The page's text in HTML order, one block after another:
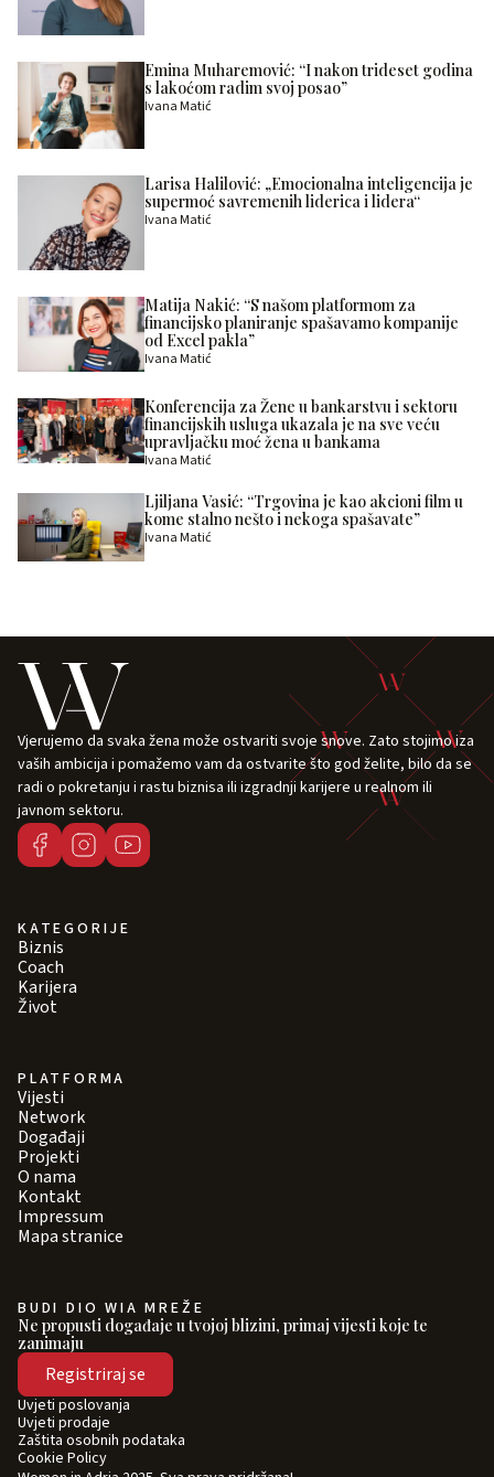
Emina Muharemović: “I nakon trideset godina
s lakoćom radim svoj posao”
Ivana Matić
Larisa Halilović: „Emocionalna inteligencija je
supermoć savremenih liderica i lidera“
Ivana Matić
Matija Nakić: “S našom platformom za
financijsko planiranje spašavamo kompanije
od Excel pakla”
Ivana Matić
Konferencija za Žene u bankarstvu i sektoru
financijskih usluga ukazala je na sve veću
upravljačku moć žena u bankama
Ivana Matić
Ljiljana Vasić: “Trgovina je kao akcioni film u
kome stalno nešto i nekoga spašavate”
Ivana Matić
Vjerujemo da svaka žena može ostvariti svoje snove. Zato stojimo iza
vaših ambicija i pomažemo vam da ostvarite što god želite, bilo da se
radi o pokretanju i rastu biznisa ili izgradnji karijere u realnom ili
javnom sektoru.
KATEGORIJE
Biznis
Coach
Karijera
Život
PLATFORMA
Vijesti
Network
Događaji
Projekti
O nama
Kontakt
Impressum
Mapa stranice
BUDI DIO WIA MREŽE
Ne propusti događaje u tvojoj blizini, primaj vijesti koje te
zanimaju
Registriraj se
Uvjeti poslovanja
Uvjeti prodaje
Zaštita osobnih podataka
Cookie Policy